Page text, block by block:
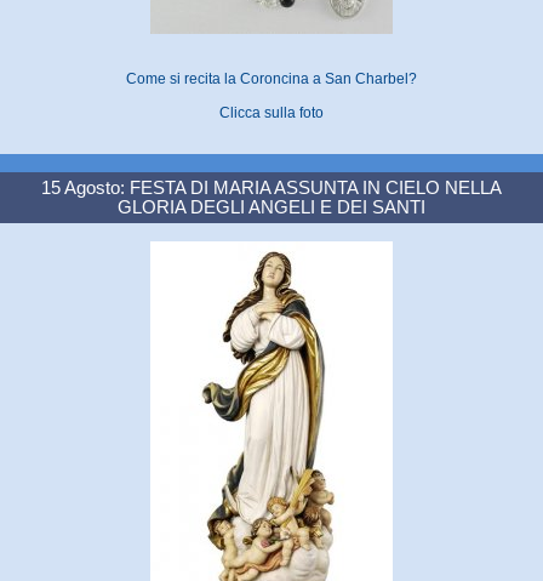
Come si recita la Coroncina a San Charbel?
Clicca sulla foto
15 Agosto: FESTA DI MARIA ASSUNTA IN CIELO NELLA
GLORIA DEGLI ANGELI E DEI SANTI